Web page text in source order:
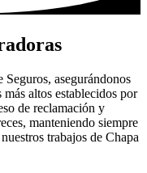
asegurándonos
altos establecidos por
de reclamación y
manteniendo siempre
trabajos de Chapa